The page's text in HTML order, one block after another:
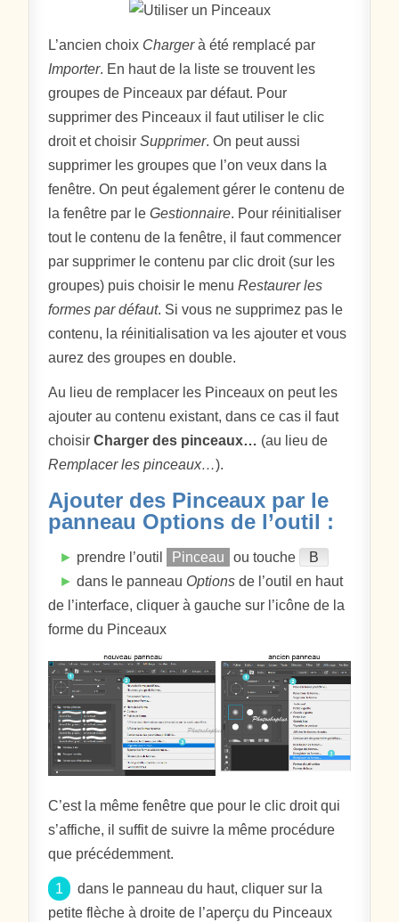
L’ancien choix Chargerà été remplacé par
Importer. En haut de la liste se trouvent les
groupes de Pinceaux par défaut. Pour
supprimer des Pinceaux il faut utiliser le clic
droit et choisirSupprimer. On peut aussi
supprimer les groupes que l’on veux dans la
fenêtre. On peut également gérer le contenu de
la fenêtre par leGestionnaire. Pour réinitialiser
tout le contenu de la fenêtre, il faut commencer
par supprimer le contenu par clic droit (sur les
groupes) puis choisir le menuRestaurer les
formes par défaut. Si vous ne supprimez pas le
contenu, la réinitialisation va les ajouter et vous
aurez des groupes en double.
Au lieu de remplacer les Pinceaux on peut les
ajouter au contenu existant, dans ce cas il faut
choisirCharger des pinceaux… (au lieu de
Remplacer les pinceaux…).
Ajouter des Pinceaux par le
panneau Options de l’outil :
► prendre l’outil Pinceau ou touche
B
► dans le panneau Options de l’outil en haut
de l’interface, cliquer à gauche sur l’icône de la
forme du Pinceaux
C’est la même fenêtre que pour le clic droit qui
s’affiche, il suffit de suivre la même procédure
que précédemment.
1
dans le panneau du haut, cliquer sur la
petite flèche à droite de l’aperçu du Pinceaux